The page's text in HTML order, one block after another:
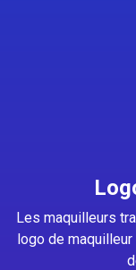
Les maquilleurs
logo de